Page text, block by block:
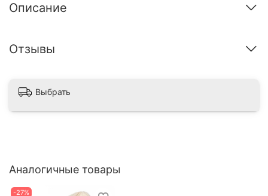
Описание
Отзывы
Выбрать
Аналогичные товары
-27%